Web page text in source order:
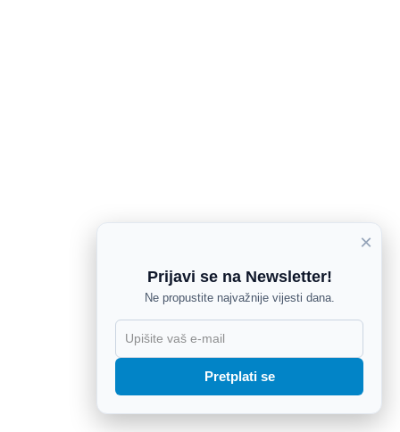
×
Prijavi se na Newsletter!
Ne propustite najvažnije vijesti dana.
Pretplati se